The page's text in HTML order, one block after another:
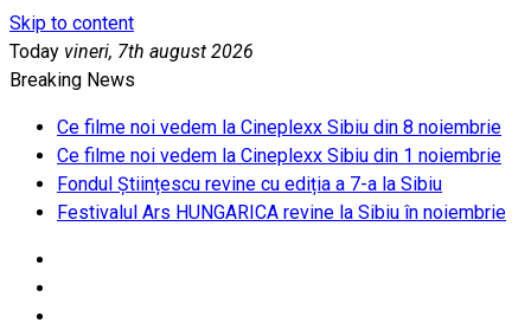
Skip to content
Today vineri, 7th august 2026
Breaking News
Ce filme noi vedem la Cineplexx Sibiu din 8 noiembrie
Ce filme noi vedem la Cineplexx Sibiu din 1 noiembrie
Fondul Științescu revine cu ediția a 7-a la Sibiu
Festivalul Ars HUNGARICA revine la Sibiu în noiembrie